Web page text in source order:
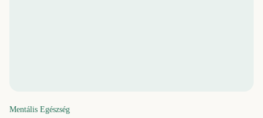
Mentális Egészség